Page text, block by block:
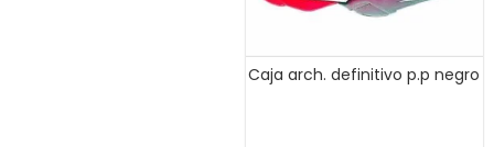
Caja arch. definitivo p.p negro